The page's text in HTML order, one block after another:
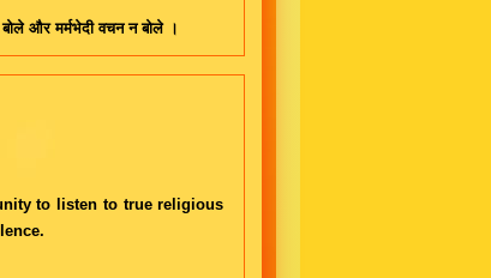
और मर्मभेदी वचन न बोले ।
to listen to true religious